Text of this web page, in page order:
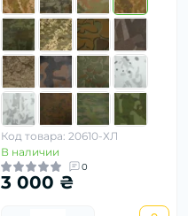
Код товара: 20610-ХЛ
В наличии
0
3 000 ₴